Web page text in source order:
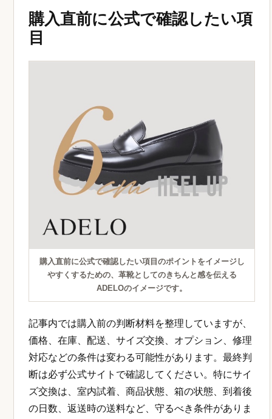
購入直前に公式で確認したい項
目
購入直前に公式で確認したい項目のポイントをイメージし
やすくするための、革靴としてのきちんと感を伝える
ADELOのイメージです。
記事内では購入前の判断材料を整理していますが、
価格、在庫、配送、サイズ交換、オプション、修理
対応などの条件は変わる可能性があります。最終判
断は必ず公式サイトで確認してください。特にサイ
ズ交換は、室内試着、商品状態、箱の状態、到着後
の日数、返送時の送料など、守るべき条件がありま